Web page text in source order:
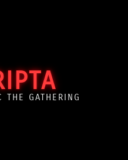
GATHERING